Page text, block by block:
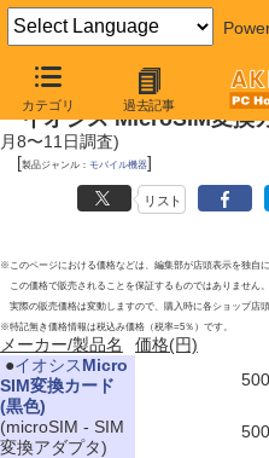
カテゴリ 過去記事
2010年6月12日号
イオシス MicroSIM変換
月8〜11日調査)
[製品ジャンル： モバイル機器]
リスト
※このページにおける価格などは、編集部が店頭表示を独自に
この価格で販売されることを保証するものではありません。
実際の販売価格は変動しますので、購入時に各ショップ店頭
※特記無き価格情報は税込み価格（税率=5％）です。
メーカー/製品名 価格(円)
●イオシスMicro
SIM変換カード
(黒色)
(microSIM - SIM
変換アダプタ)
500
500